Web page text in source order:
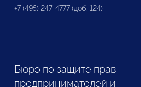
+7 (495) 247-4777 (доб. 124)
Бюро по защите прав
предпринимателей и